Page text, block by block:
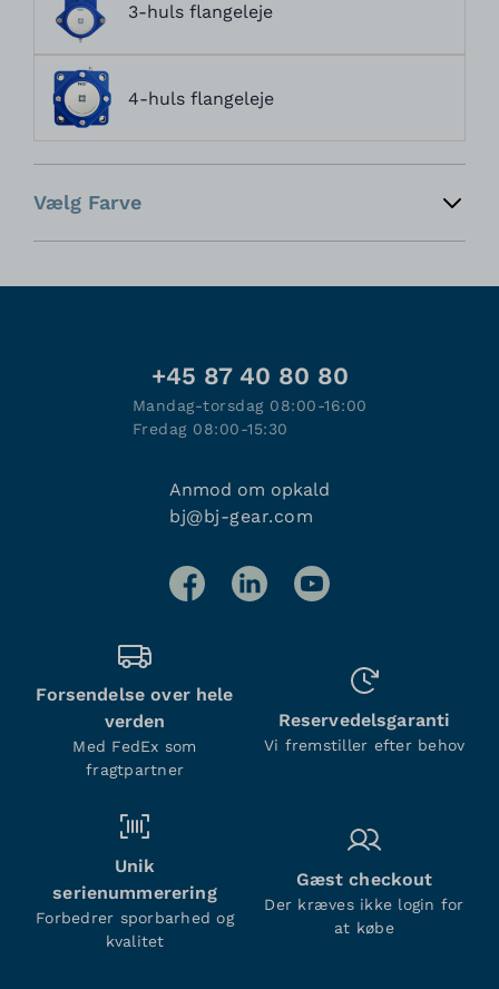
3-huls flangeleje
4-huls flangeleje
Vælg Farve
+45 87 40 80 80
Mandag-torsdag 08:00-16:00
Fredag 08:00-15:30
Anmod om opkald
bj@bj-gear.com
Forsendelse over hele
verden
Med FedEx som
fragtpartner
Reservedelsgaranti
Vi fremstiller efter behov
Unik
serienummerering
Forbedrer sporbarhed og
kvalitet
Gæst checkout
Der kræves ikke login for
at købe